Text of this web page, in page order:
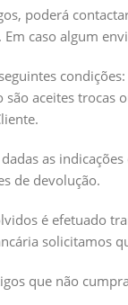
poderá
caso algum
aceites
as
de devolução.
é efetuado
solicitamos
que não